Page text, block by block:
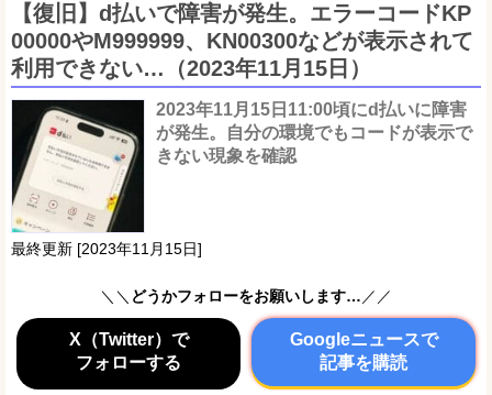
【復旧】d払いで障害が発生。エラーコードKP
00000やM999999、KN00300などが表示されて
利用できない…（2023年11月15日）
2023年11月15日11:00頃にd払いに障害
が発生。自分の環境でもコードが表示で
きない現象を確認
最終更新 [2023年11月15日]
＼＼ どうかフォローをお願いします… ／／
X（Twitter）で
フォローする
Googleニュースで
記事を購読